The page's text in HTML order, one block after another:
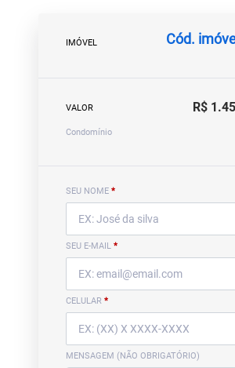
IMÓVEL Cód.
VALOR R$
Condomínio
SEU NOME *
SEU E-MAIL *
CELULAR *
MENSAGEM (NÃO OBRIGATÓRIO)